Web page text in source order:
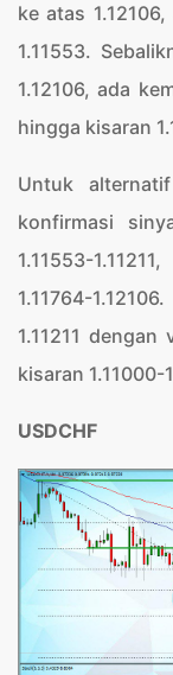
ke atas
1.11553.
1.12106, ada
hingga kisaran
Untuk
konfirmasi
1.11553-
1.11764-
1.11211
kisaran 1.11000-
USDCHF